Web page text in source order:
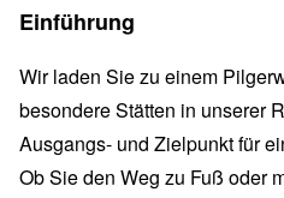
Einführung
Wir laden Sie zu einem
besondere Stätten in unserer
Ausgangs- und Zielpunkt für
Ob Sie den Weg zu Fuß oder